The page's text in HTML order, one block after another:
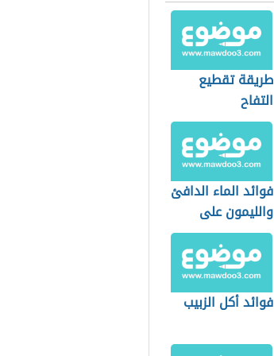
طريقة تقطيع
التفاح
فوائد الماء الدافئ
والليمون على
الريق
فوائد أكل الزبيب